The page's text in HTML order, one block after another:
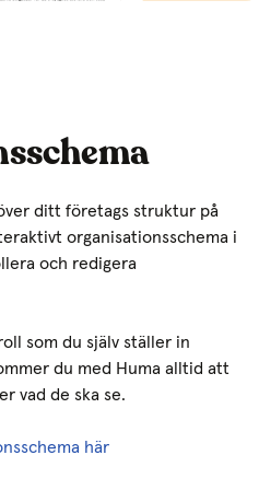
ditt företags struktur på
organisationsschema i
och redigera
som du själv ställer in
du med Huma alltid att
vad de ska se.
här